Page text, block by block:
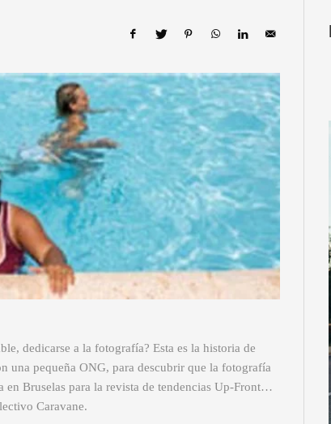
dedicarse a la fotografía? Esta es la historia de
una pequeña ONG, para descubrir que la fotografía
en Bruselas para la revista de tendencias Up-Front…
Caravane.